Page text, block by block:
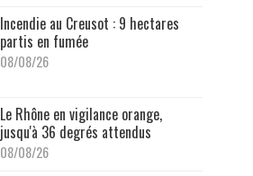
Incendie au Creusot : 9 hectares
partis en fumée
08/08/26
Le Rhône en vigilance orange,
jusqu'à 36 degrés attendus
08/08/26